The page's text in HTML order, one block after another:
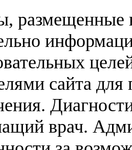
размещенные
сайта
врач.